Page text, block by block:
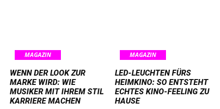
MAGAZIN
WENN DER LOOK ZUR
MARKE WIRD: WIE
MUSIKER MIT IHREM STIL
KARRIERE MACHEN
MAGAZIN
LED-LEUCHTEN FÜRS
HEIMKINO: SO ENTSTEHT
ECHTES KINO-FEELING ZU
HAUSE